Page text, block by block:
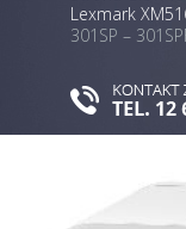
Lexmark
301SP –